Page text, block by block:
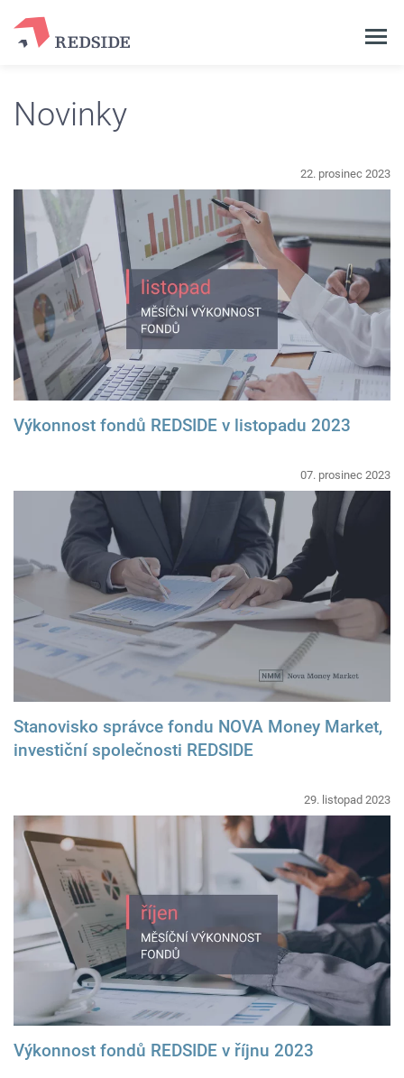
Novinky
22. prosinec 2023
Výkonnost fondů REDSIDE v listopadu 2023
07. prosinec 2023
Stanovisko správce fondu NOVA Money Market,
investiční společnosti REDSIDE
29. listopad 2023
Výkonnost fondů REDSIDE v říjnu 2023